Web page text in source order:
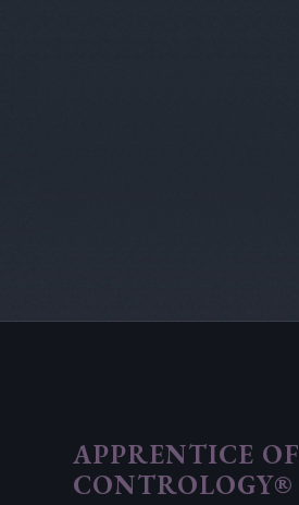
APPRENTICE OF
CONTROLOGY®